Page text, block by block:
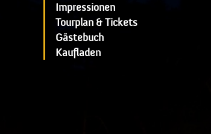
Impressionen
Tourplan & Tickets
Gästebuch
Kaufladen